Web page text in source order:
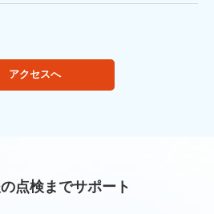
アクセスへ
点検までサポート